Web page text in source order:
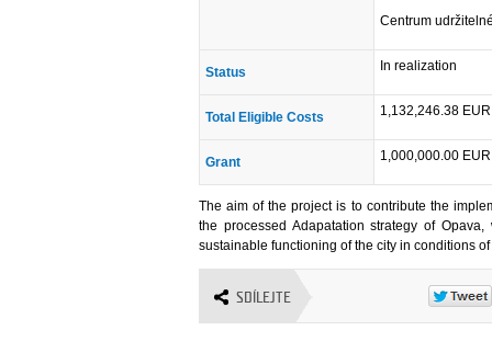
Centrum
Status In realization
Total Eligible Costs 1,132,246.38 EUR
Grant 1,000,000.00 EUR
The aim of the project is to contribute the
the processed Adapatation strategy of
sustainable functioning of the city in conditions
SDÍLEJTE